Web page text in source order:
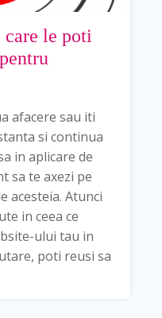
care le poti
afacere sau iti
si continua
in aplicare de
sa te axezi pe
acesteia. Atunci
in ceea ce
ului tau in
poti reusi sa